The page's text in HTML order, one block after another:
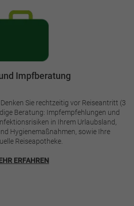
Impfberatung
Sie rechtzeitig vor Reiseantritt (3
Beratung: Impfempfehlungen und
in Ihrem Urlaubsland,
Hygienemaßnahmen, sowie Ihre
Reiseapotheke.
ERFAHREN